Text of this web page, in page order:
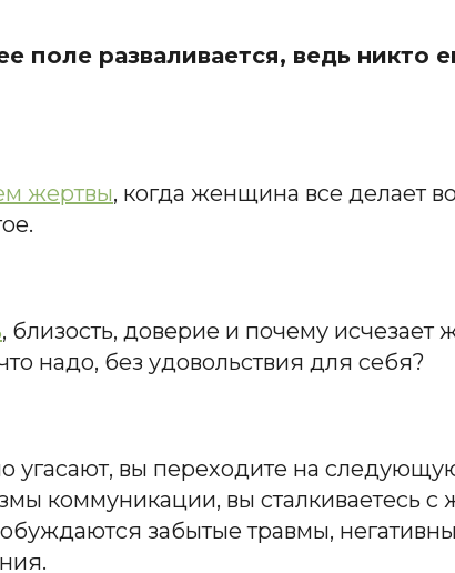
поле разваливается, ведь никто
жертвы, когда женщина все делает
, близость, доверие и почему исчезает
надо, без удовольствия для себя?
угасают, вы переходите на
коммуникации, вы сталкиваетесь
забытые травмы,